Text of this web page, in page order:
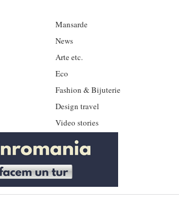
Mansarde
News
Arte etc.
Eco
Fashion & Bijuterie
Design travel
Video stories